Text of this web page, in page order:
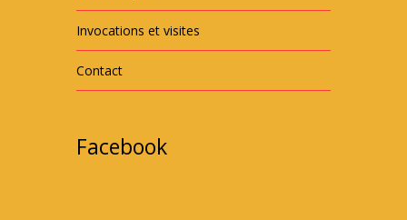
Invocations et visites
Contact
Facebook